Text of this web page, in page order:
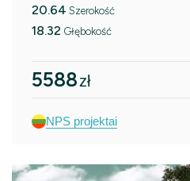
20.64 Szerokość
18.32 Głębokość
5588zł
NPS projektai